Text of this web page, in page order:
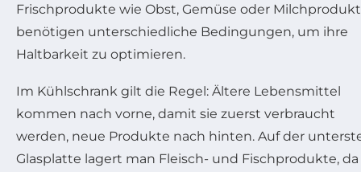
Frischprodukte wie Obst, Gemüse oder
benötigen unterschiedliche Bedingungen, um ihre
Haltbarkeit zu optimieren.
Im Kühlschrank gilt die Regel: Ältere Lebensmittel
kommen nach vorne, damit sie zuerst verbraucht
werden, neue Produkte nach hinten. Auf der
Glasplatte lagert man Fleisch- und Fischprodukte, da